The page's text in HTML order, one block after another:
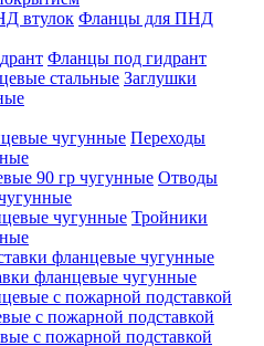
Фланцы для ПНД
Фланцы под гидрант
Заглушки
Переходы
Отводы
Тройники
фланцевые чугунные
с пожарной подставкой